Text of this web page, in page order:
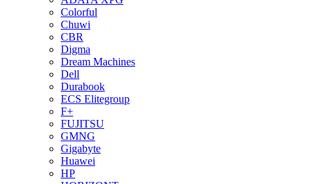
Colorful
Chuwi
CBR
Digma
Dream Machines
Dell
Durabook
ECS Elitegroup
F+
FUJITSU
GMNG
Gigabyte
Huawei
HP